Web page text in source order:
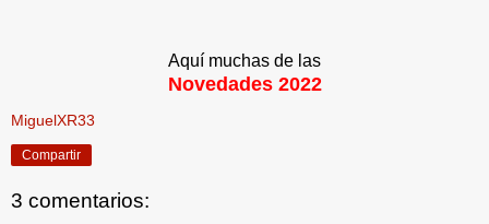
Aquí muchas de las
Novedades 2022
MiguelXR33
Compartir
3 comentarios: